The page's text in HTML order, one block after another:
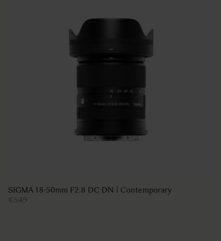
SIGMA 18-50mm F2.8 DC DN | Contemporary
€549